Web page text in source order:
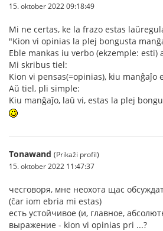
15. oktober 2022 09:18:49
Mi ne certas, ke la frazo estas
"Kion vi opinias la plej bongusta
Eble mankas iu verbo (ekzemple: esti)
Mi skribus tiel:
Kion vi pensas(=opinias), kiu manĝaĵo
Aŭ tiel, pli simple:
Kiu manĝaĵo, laŭ vi, estas la plej
Tonawand (Prikaži profil)
15. oktober 2022 11:47:37
чесговоря, мне неохота щас
(ĉar iom ebria mi estas)
есть устойчивое (и, главное,
выражение - kion vi opinias pri ...?